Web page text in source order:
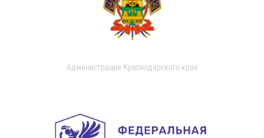
Администрация Краснодарского края